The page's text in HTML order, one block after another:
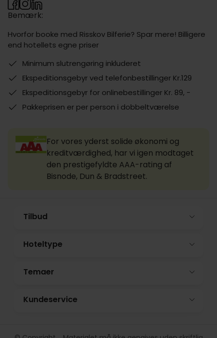
Bemærk:
Hvorfor booke med Risskov Bilferie? Spar mere! Billigere
end hotellets egne priser
Minimum slutrengøring inkluderet
Ekspeditionsgebyr ved telefonbestillinger Kr.129
Ekspeditionsgebyr for onlinebestillinger Kr. 89, -
Pakkeprisen er per person i dobbeltværelse
For vores yderst solide økonomi og
kreditværdighed, har vi igen modtaget
den prestigefyldte AAA-rating af
Bisnode, Dun & Bradstreet.
Tilbud
Hoteltype
Temaer
Kundeservice